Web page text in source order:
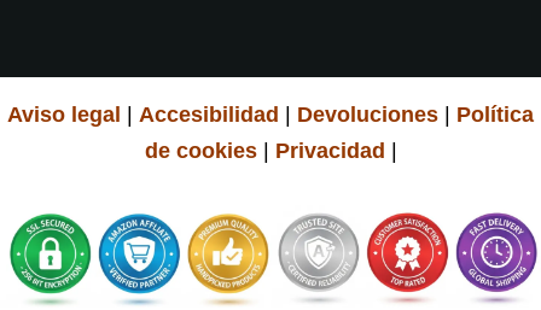
Aviso legal | Accesibilidad | Devoluciones | Política
de cookies| Privacidad |